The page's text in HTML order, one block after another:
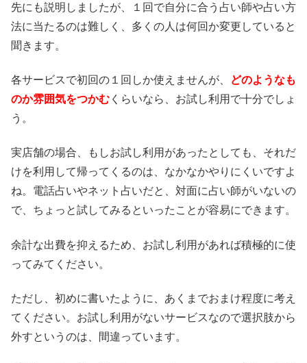
先にも説明しましたが、１回で自分に合う占い師や占い方
法に当たるのは難しく、多くの人は何回か変更していると
聞きます。
各サービスで初回の１回しか使えませんが、
どのようなも
のか雰囲気をつかむ くらいなら、お試し利用で十分でしょ
う。
実店舗の場合、もしお試し利用があったとしても、それだ
けを利用して帰ってくるのは、なかなかやりにくいですよ
ね。電話占いやネット占いだと、対面に占い師がいないの
で、ちょっと試してみるといったことが容易にできます。
余計な出費を抑えるため、お試し利用があれば積極的に使
ってみてください。
ただし、初めに書いたように、あくまでおまけ程度に考え
てください。お試し利用がないサービスなので選択肢から
外すというのは、間違っています。